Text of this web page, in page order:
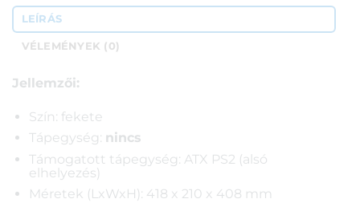
LEÍRÁS
VÉLEMÉNYEK (0)
Jellemzői:
Szín: fekete
Tápegység: nincs
Támogatott tápegység: ATX PS2 (alsó
elhelyezés)
Méretek (LxWxH): 418 x 210 x 408 mm